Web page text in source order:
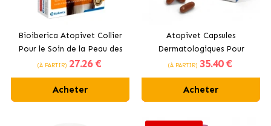
Bioiberica Atopivet Collier
Pour le Soin de la Peau des
Chiens Moyens et Grands
(À PARTIR) 27.26 €
Acheter
Atopivet Capsules
Dermatologiques Pour
Chiens et Chats Bioiberica
(À PARTIR) 35.40 €
Acheter